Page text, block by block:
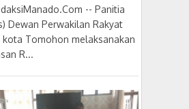
-- Panitia
Dewan Perwakilan Rakyat
kota Tomohon melaksanakan
R...